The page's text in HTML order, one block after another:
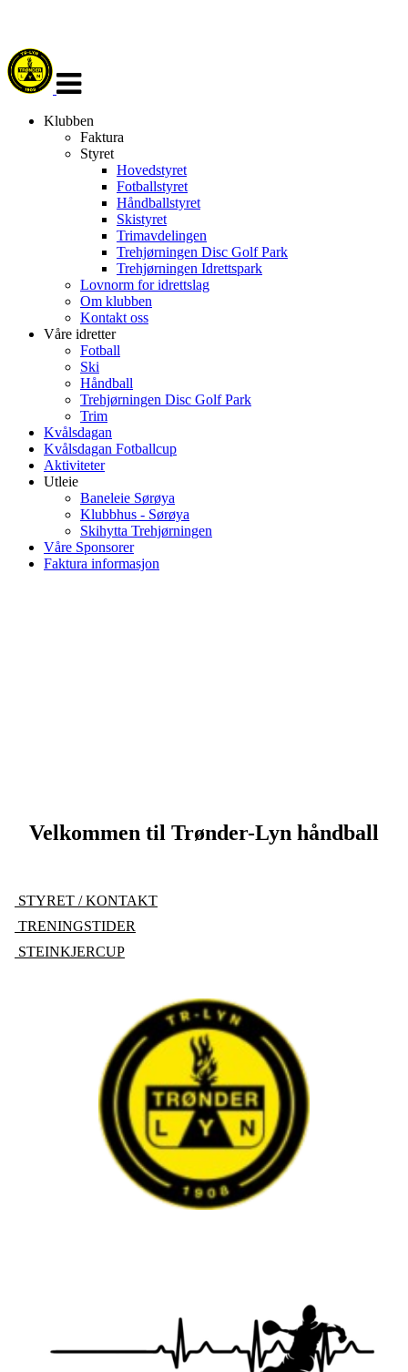
navigasjon
Klubben
Faktura
Styret
Hovedstyret
Fotballstyret
Håndballstyret
Skistyret
Trimavdelingen
Trehjørningen Disc Golf Park
Trehjørningen Idrettspark
Lovnorm for idrettslag
Om klubben
Kontakt oss
Våre idretter
Fotball
Ski
Håndball
Trehjørningen Disc Golf Park
Trim
Kvålsdagan
Kvålsdagan Fotballcup
Aktiviteter
Utleie
Baneleie Sørøya
Klubbhus - Sørøya
Skihytta Trehjørningen
Våre Sponsorer
Faktura informasjon
Velkommen til Trønder-Lyn håndball
STYRET / KONTAKT
TRENINGSTIDER
STEINKJERCUP